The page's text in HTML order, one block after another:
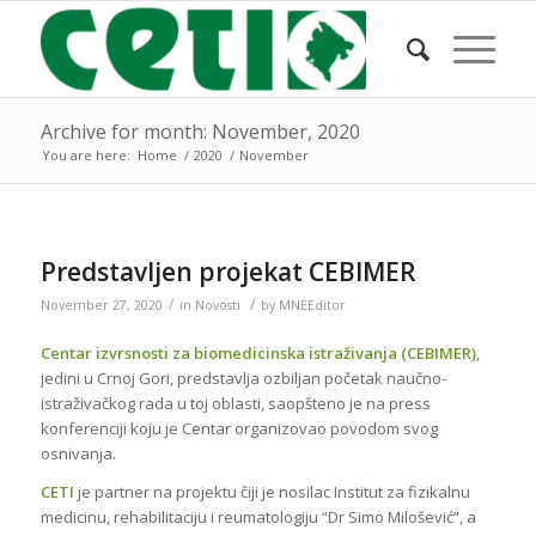
Archive for month: November, 2020
You are here: Home / 2020 / November
Predstavljen projekat CEBIMER
November 27, 2020 / in Novosti / by MNEEditor
Centar izvrsnosti za biomedicinska istraživanja (CEBIMER),
jedini u Crnoj Gori, predstavlja ozbiljan početak naučno-
istraživačkog rada u toj oblasti, saopšteno je na press
konferenciji koju je Centar organizovao povodom svog
osnivanja.
CETI je partner na projektu čiji je nosilac Institut za fizikalnu
medicinu, rehabilitaciju i reumatologiju “Dr Simo Milošević”, a